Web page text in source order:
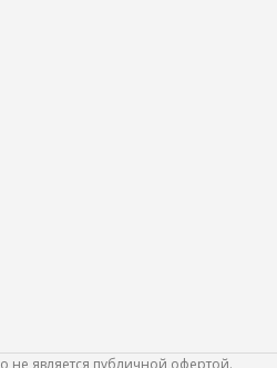
является публичной офертой.